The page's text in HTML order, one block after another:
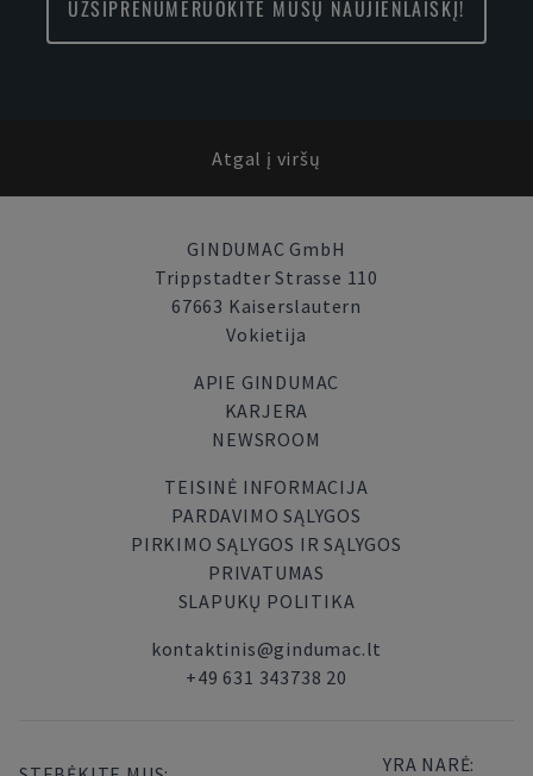
UŽSIPRENUMERUOKITE MŪSŲ NAUJIENLAIŠKĮ!
Atgal į viršų
GINDUMAC GmbH
Trippstadter Strasse 110
67663 Kaiserslautern
Vokietija
APIE GINDUMAC
KARJERA
NEWSROOM
TEISINĖ INFORMACIJA
PARDAVIMO SĄLYGOS
PIRKIMO SĄLYGOS IR SĄLYGOS
PRIVATUMAS
SLAPUKŲ POLITIKA
kontaktinis@gindumac.lt
+49 631 343738 20
YRA NARĖ: